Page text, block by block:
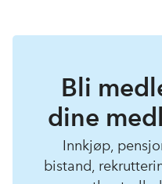
Bli
dine
Innkjøp,
bistand,